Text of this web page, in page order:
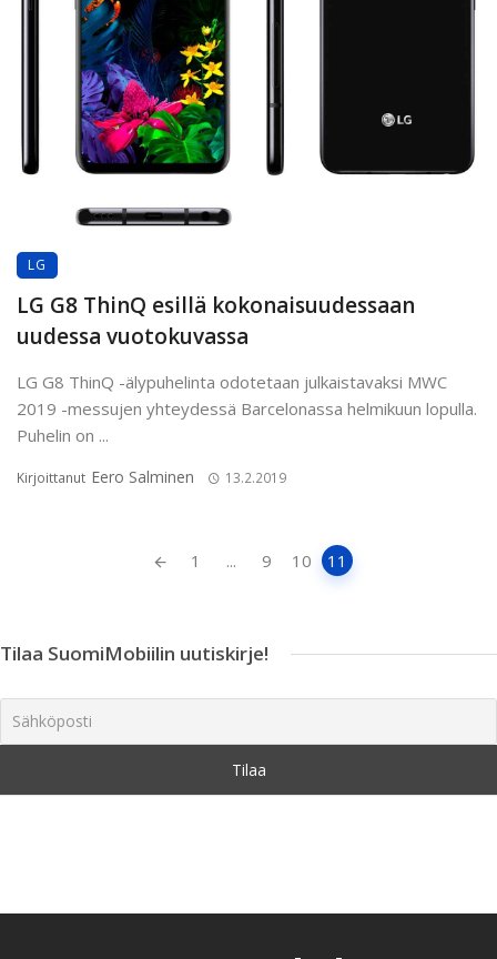
LG
LG G8 ThinQ esillä kokonaisuudessaan
uudessa vuotokuvassa
LG G8 ThinQ -älypuhelinta odotetaan julkaistavaksi MWC
2019 -messujen yhteydessä Barcelonassa helmikuun lopulla.
Puhelin on ...
Kirjoittanut Eero Salminen 13.2.2019
1 ... 9 10 11
Tilaa SuomiMobiilin uutiskirje!